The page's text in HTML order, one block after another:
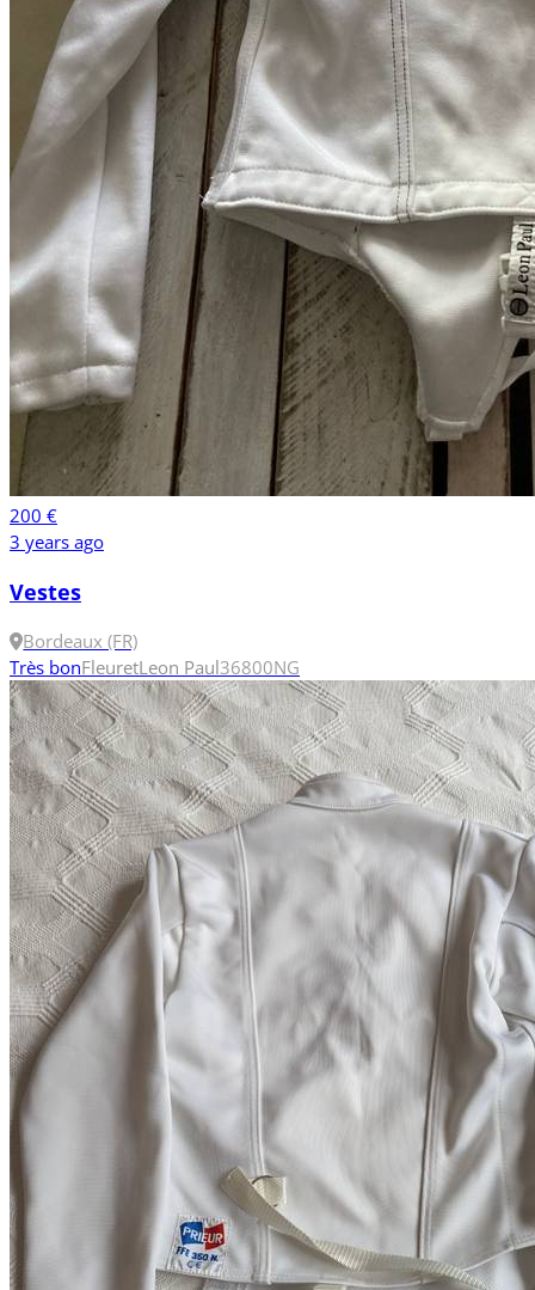
200 €
3 years ago
Vestes
Bordeaux (FR)
Très bonFleuretLeon Paul36800NG